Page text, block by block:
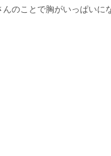
のことで胸がいっぱいに